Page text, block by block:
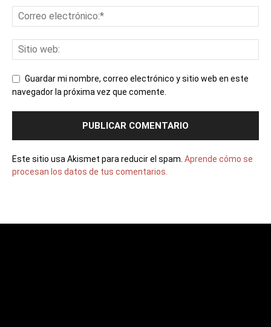
Guardar mi nombre, correo electrónico y sitio web en este
navegador la próxima vez que comente.
Este sitio usa Akismet para reducir el spam. Aprende cómo se
procesan los datos de tus comentarios.